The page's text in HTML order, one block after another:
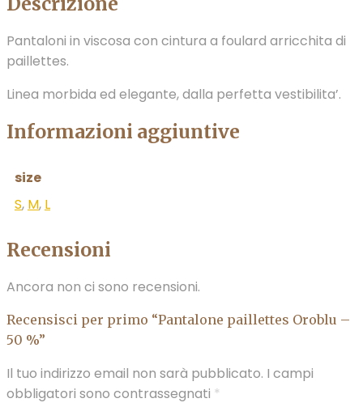
Pantaloni in viscosa con cintura a foulard arricchita di
paillettes.
Linea morbida ed elegante, dalla perfetta vestibilita’.
Informazioni aggiuntive
size
S, M, L
Recensioni
Ancora non ci sono recensioni.
Recensisci per primo “Pantalone paillettes Oroblu –
50 %”
Il tuo indirizzo email non sarà pubblicato. I campi
obbligatori sono contrassegnati *